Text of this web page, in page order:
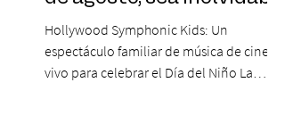
Hollywood Symphonic Kids: Un
espectáculo familiar de música de cine en
vivo para celebrar el Día del Niño La